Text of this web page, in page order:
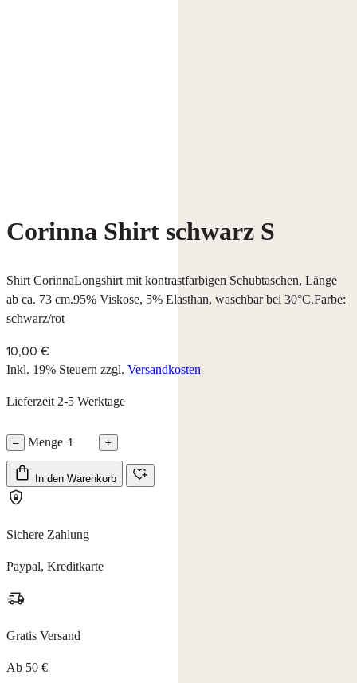
Corinna Shirt schwarz S
Shirt CorinnaLongshirt mit kontrastfarbigen Schubtaschen, Länge
ab ca. 73 cm.95% Viskose, 5% Elasthan, waschbar bei 30°C.Farbe:
schwarz/rot
10,00 €
Inkl. 19% Steuern zzgl. Versandkosten
Lieferzeit 2-5 Werktage
– Menge +
In den Warenkorb
Sichere Zahlung
Paypal, Kreditkarte
Gratis Versand
Ab 50 €